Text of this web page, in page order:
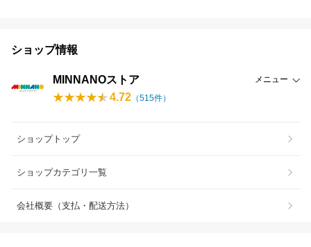
ショップ情報
MINNANOストア メニュー
4.72 （515件）
ショップトップ
ショップカテゴリ一覧
会社概要（支払・配送方法）